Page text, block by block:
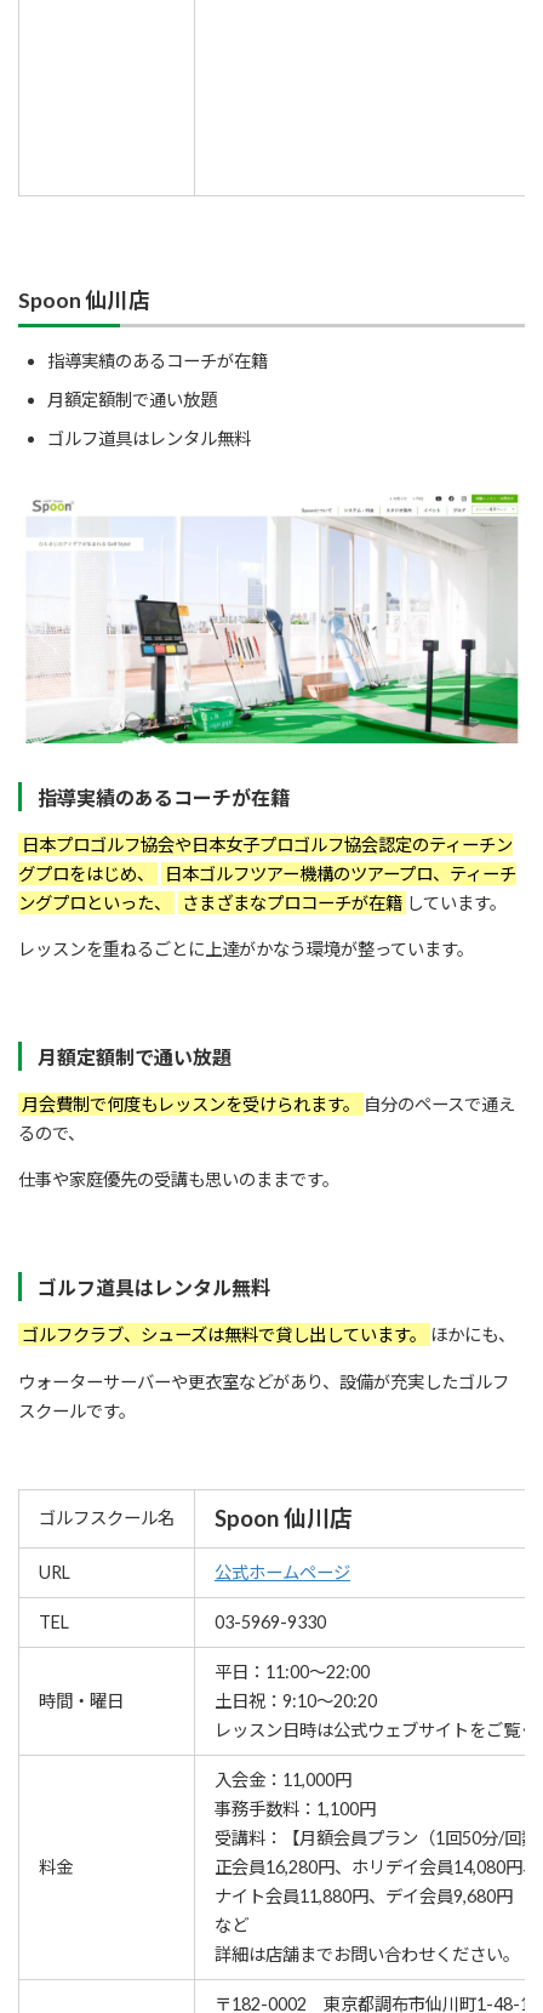
Spoon 仙川店
指導実績のあるコーチが在籍
月額定額制で通い放題
ゴルフ道具はレンタル無料
指導実績のあるコーチが在籍
日本プロゴルフ協会や日本女子プロゴルフ協会認定のティーチン
グプロをはじめ、
日本ゴルフツアー機構のツアープロ、ティーチ
ングプロといった、
さまざまなプロコーチが在籍 しています。
レッスンを重ねるごとに上達がかなう環境が整っています。
月額定額制で通い放題
月会費制で何度もレッスンを受けられます。
自分のペースで通え
るので、
仕事や家庭優先の受講も思いのままです。
ゴルフ道具はレンタル無料
ゴルフクラブ、シューズは無料で貸し出しています。 ほかにも、
ウォーターサーバーや更衣室などがあり、設備が充実したゴルフ
スクールです。
ゴルフスクール名 Spoon 仙川店
URL 公式ホームページ
TEL 03-5969-9330
時間・曜日
平日：11:00〜22:00
土日祝：9:10〜20:20
レッスン⽇時は公式ウェブサイトをご覧く
料金
入会金：11,000円
事務手数料：1,100円
受講料：【月額会員プラン（1回50分/回
正会員16,280円、ホリデイ会員14,080円、
ナイト会員11,880円、デイ会員9,680円
など
詳細は店舗までお問い合わせください。
〒182-0002 東京都調布市仙川町1-48-1